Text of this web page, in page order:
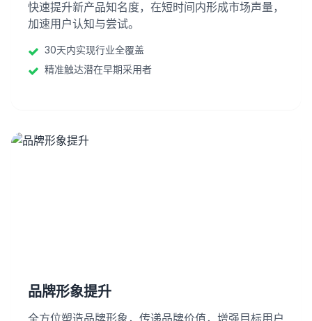
快速提升新产品知名度，在短时间内形成市场声量，
加速用户认知与尝试。
30天内实现行业全覆盖
精准触达潜在早期采用者
品牌形象提升
全方位塑造品牌形象，传递品牌价值，增强目标用户